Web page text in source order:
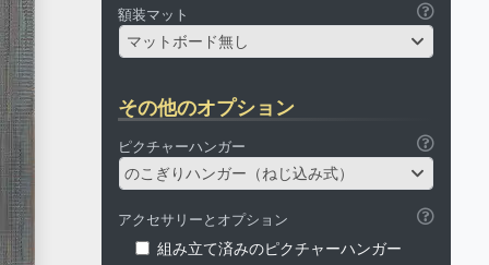
額装マット
マットボード無し
その他のオプション
ピクチャーハンガー
のこぎりハンガー（ねじ込み式）
アクセサリーとオプション
組み立て済みのピクチャーハンガー